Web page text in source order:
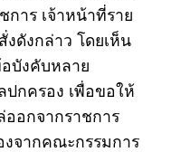
การ เจ้าหน้าที่ราย
ดังกล่าว โดยเห็น
บังคับหลาย
ปกครอง เพื่อขอให้
ออกจากราชการ
งจากคณะกรรมการ